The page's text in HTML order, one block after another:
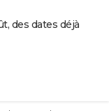
des dates déjà